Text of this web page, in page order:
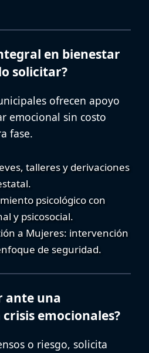
en bienestar
solicitar?
ofrecen apoyo
emocional sin costo
fase.
talleres y derivaciones
psicológico con
y psicosocial.
a Mujeres: intervención
de seguridad.
ante una
emocionales?
o riesgo, solicita